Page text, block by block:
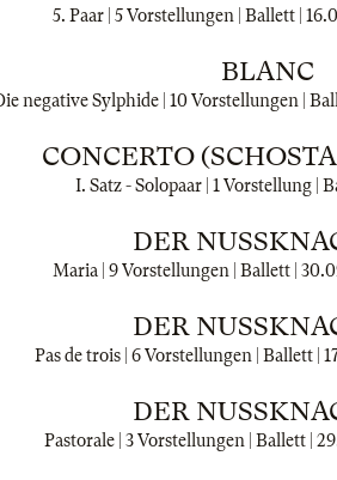
5. Paar | 5 Vorstellungen | Ballett |
BLANC
negative Sylphide | 10 Vorstellungen |
CONCERTO
I. Satz - Solopaar | 1 Vorstellung |
DER
Maria | 9 Vorstellungen | Ballett |
DER
Pas de trois | 6 Vorstellungen | Ballett |
DER
Pastorale | 3 Vorstellungen | Ballett |